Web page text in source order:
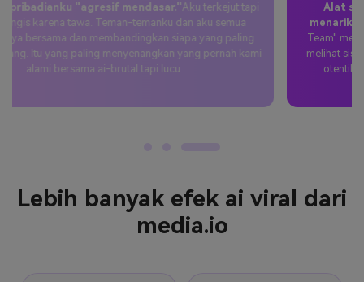
Alat sempurna untuk membuat konten sosial yang
menarik.Saya menggunakan filter ai roast untuk seri "Meet the
Team" merek kami dan pertunangannya sangat gila. Orang suka
melihat sisi manusia dengan humor yang mencela diri sendiri. Itu
otentik, dapat dibagikan, dan mendorong koneksi nyata.
Lebih banyak efek ai viral dari
media.io